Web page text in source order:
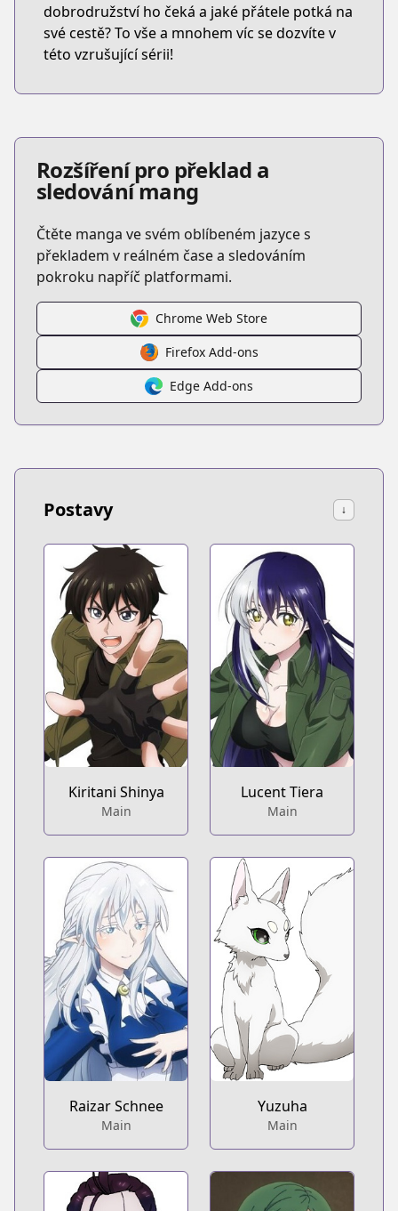
dobrodružství ho čeká a jaké přátele potká na
své cestě? To vše a mnohem víc se dozvíte v
této vzrušující sérii!
Rozšíření pro překlad a
sledování mang
Čtěte manga ve svém oblíbeném jazyce s
překladem v reálném čase a sledováním
pokroku napříč platformami.
Chrome Web Store
Firefox Add-ons
Edge Add-ons
Postavy ↓
Kiritani Shinya
Main
Lucent Tiera
Main
Raizar Schnee
Main
Yuzuha
Main